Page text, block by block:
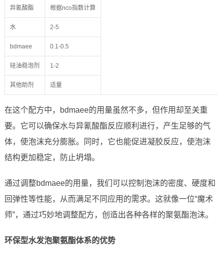
异氰酸酯 根据nco指数计算
水 2-5
bdmaee 0.1-0.5
硅油稳泡剂 1-2
其他助剂 适量
在这个配方中，bdmaee的用量虽然不多，但作用却至关重
要。它可以确保水与异氰酸酯反应顺利进行，产生足够的气
体，使泡沫充分膨胀。同时，它也能促进凝胶反应，使泡沫
结构更加稳定，防止坍塌。
通过调整bdmaee的用量，我们可以控制泡沫的密度、硬度和
回弹性等性能，从而满足不同应用的需求。这就像一位“魔术
师”，通过巧妙地调整配方，创造出各种各样的聚氨酯泡沫。
环保型水发泡聚氨酯体系的优势